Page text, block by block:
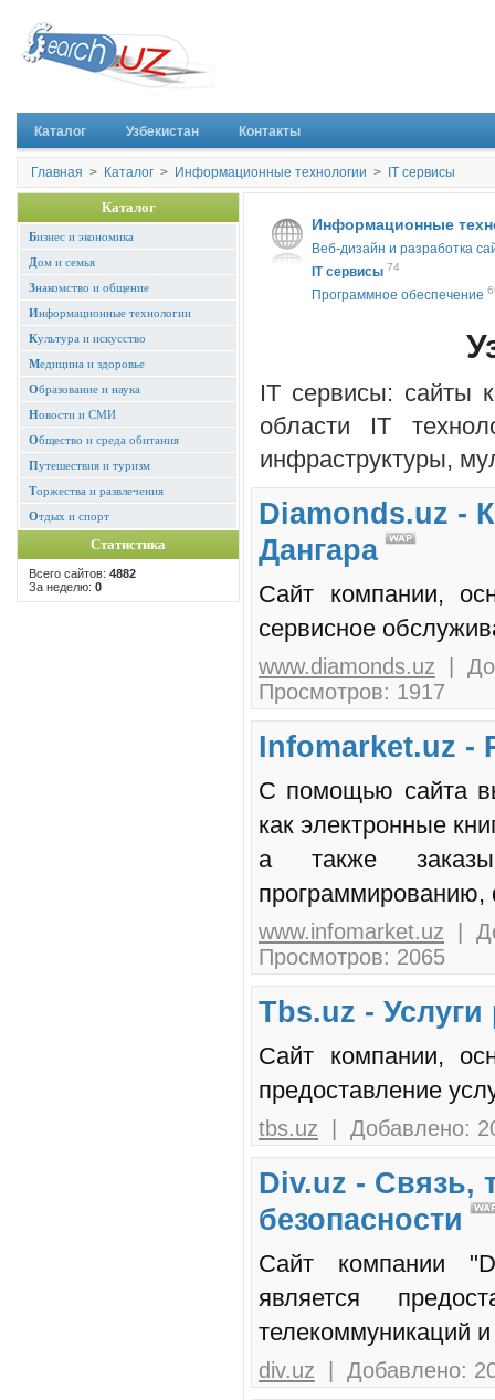
Каталог Узбекистан Контакты
Главная > Каталог > Информационные технологии > IT cервисы
Каталог
Бизнес и экономика
Дом и семья
Знакомство и общение
Информационные технологии
Культура и искусство
Медицина и здоровье
Образование и наука
Новости и СМИ
Общество и среда обитания
Путешествия и туризм
Торжества и развлечения
Отдых и спорт
Статистика
Всего сайтов: 4882
За неделю: 0
Информационные
Веб-дизайн и разработка
IT cервисы 74
Программное обеспечение
IT cервисы: сайты
области IT
инфраструктуры,
Diamonds.uz -
Дангара
Сайт компании,
сервисное
www.diamonds.uz |
Просмотров: 1917
Infomarket.uz -
С помощью сайта
как электронные
а также
программированию,
www.infomarket.uz |
Просмотров: 2065
Tbs.uz -
Сайт компании,
предоставление
tbs.uz | Добавлено:
Div.uz - Связь,
безопасности
Сайт компании
является
телекоммуникаций
div.uz | Добавлено: